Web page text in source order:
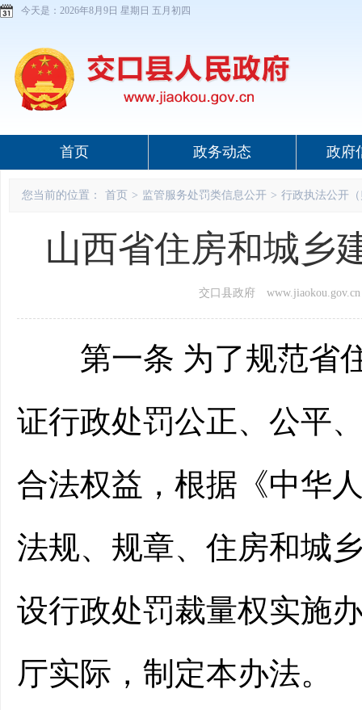
今天是： 2026年8月9日 星期日 五月初四
首页 政务动态 政府
您当前的位置： 首页 > 监管服务处罚类信息公开 > 行政执法公开
山西省住房和城乡
交口县政府 www.jiaokou.gov.cn
第一条 为了规范省住
证行政处罚公正、公平
合法权益，根据《中华
法规、规章、住房和城
设行政处罚裁量权实施
厅实际，制定本办法。